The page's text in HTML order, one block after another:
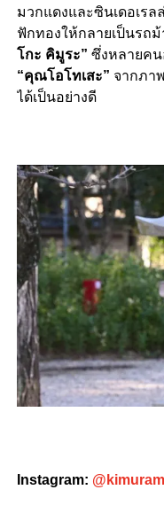
มวกแดงและซินเดอเร
ฟักทองให้กลายเป็นรถ
โกะ คิมูระ” ซึ่งหลายค
“คุณโอโทเสะ” จากภา
ได้เป็นอย่างดี
Instagram: